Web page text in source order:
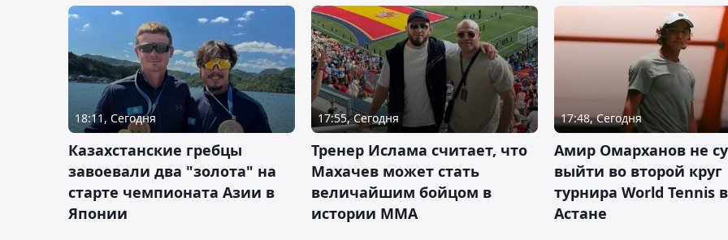
18:11, Сегодня
Казахстанские гребцы
завоевали два "золота" на
старте чемпионата Азии в
Японии
17:55, Сегодня
Тренер Ислама считает, что
Махачев может стать
величайшим бойцом в
истории ММА
17:48, Сегодня
Амир Омарханов не
выйти во второй круг
турнира World Tennis в
Астане